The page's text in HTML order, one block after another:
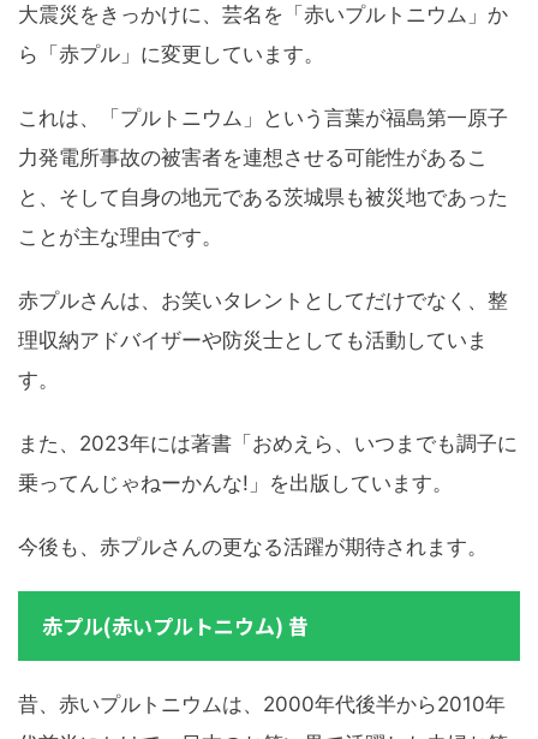
大震災をきっかけに、芸名を「赤いプルトニウム」か
ら「赤プル」に変更しています。
これは、「プルトニウム」という言葉が福島第一原子
力発電所事故の被害者を連想させる可能性があるこ
と、そして自身の地元である茨城県も被災地であった
ことが主な理由です。
赤プルさんは、お笑いタレントとしてだけでなく、整
理収納アドバイザーや防災士としても活動していま
す。
また、2023年には著書「おめえら、いつまでも調子に
乗ってんじゃねーかんな!」を出版しています。
今後も、赤プルさんの更なる活躍が期待されます。
赤プル(赤いプルトニウム) 昔
昔、赤いプルトニウムは、2000年代後半から2010年